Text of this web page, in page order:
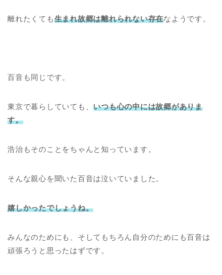
離れたくても生まれ故郷は離れられない存在なようです。
百音も同じです。
東京で暮らしていても、いつも心の中には故郷がありま
す。
浩治もそのことをちゃんと知っています。
そんな親心を聞いた百音は泣いていました。
嬉しかったでしょうね。
みんなのためにも、そしてもちろん自分のためにも百音は
頑張ろうと思ったはずです。